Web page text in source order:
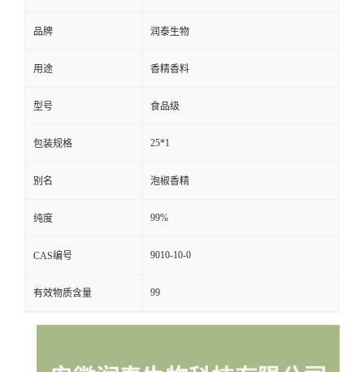
品牌 润泰生物
用途 香精香料
型号 食品级
包装规格 25*1
别名 泡椒香精
纯度 99%
CAS编号 9010-10-0
有效物质含量 99